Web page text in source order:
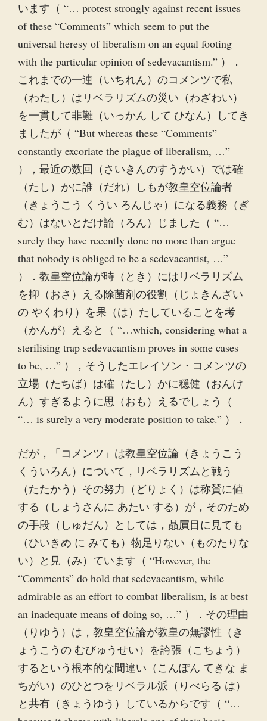
います（ “… protest strongly against recent issues
of these “Comments” which seem to put the
universal heresy of liberalism on an equal footing
with the particular opinion of sedevacantism.” ）．
これまでの一連（いちれん）のコメンツで私
（わたし）はリベラリズムの災い（わざわい）
を一貫して非難（いっかん して ひなん）してき
ましたが（ “But whereas these “Comments”
constantly excoriate the plague of liberalism, …”
），最近の数回（さいきんのすうかい）では確
（たし）かに誰（だれ）しもが教皇空位論者
（きょうこう くうい ろんじゃ）になる義務（ぎ
む）はないとだけ論（ろん）じました（ “…
surely they have recently done no more than argue
that nobody is obliged to be a sedevacantist, …”
）．教皇空位論が時（とき）にはリベラリズム
を抑（おさ）える除菌剤の役割（じょきんざい
の やくわり）を果（は）たしていることを考
（かんが）えると（ “…which, considering what a
sterilising trap sedevacantism proves in some cases
to be, …” ），そうしたエレイソン・コメンツの
立場（たちば）は確（たし）かに穏健（おんけ
ん）すぎるように思（おも）えるでしょう（
“… is surely a very moderate position to take.” ）．
だが，「コメンツ」は教皇空位論（きょうこう
くういろん）について，リベラリズムと戦う
（たたかう）その努力（どりょく）は称賛に値
する（しょうさんに あたい する）が，そのため
の手段（しゅだん）としては，贔屓目に見ても
（ひいきめ に みても）物足りない（ものたりな
い）と見（み）ています（ “However, the
“Comments” do hold that sedevacantism, while
admirable as an effort to combat liberalism, is at best
an inadequate means of doing so, …” ）．その理由
（りゆう）は，教皇空位論が教皇の無謬性（き
ょうこうの むびゅうせい）を誇張（こちょう）
するという根本的な間違い（こんぽん てきな ま
ちがい）のひとつをリベラル派（りべらる は）
と共有（きょうゆう）しているからです（ “…